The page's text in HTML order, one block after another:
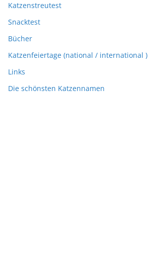
Katzenstreutest
Snacktest
Bücher
Katzenfeiertage (national / international )
Links
Die schönsten Katzennamen